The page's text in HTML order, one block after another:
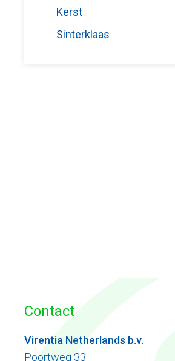
Kerst
Sinterklaas
Contact
Virentia Netherlands b.v.
Poortweg 33